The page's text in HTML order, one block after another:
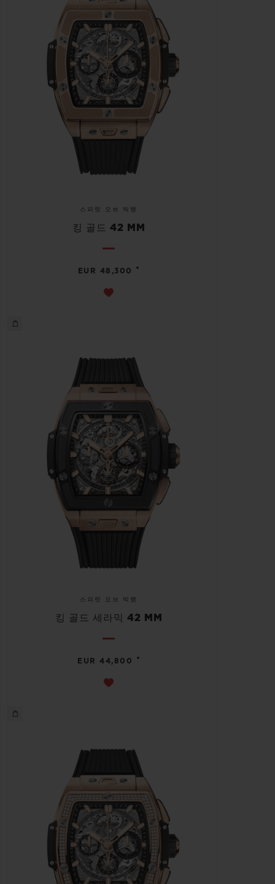
스피릿 오브 빅뱅
킹 골드 42 MM
EUR 48,300 •
스피릿 오브 빅뱅
킹 골드 세라믹 42 MM
EUR 44,800 •